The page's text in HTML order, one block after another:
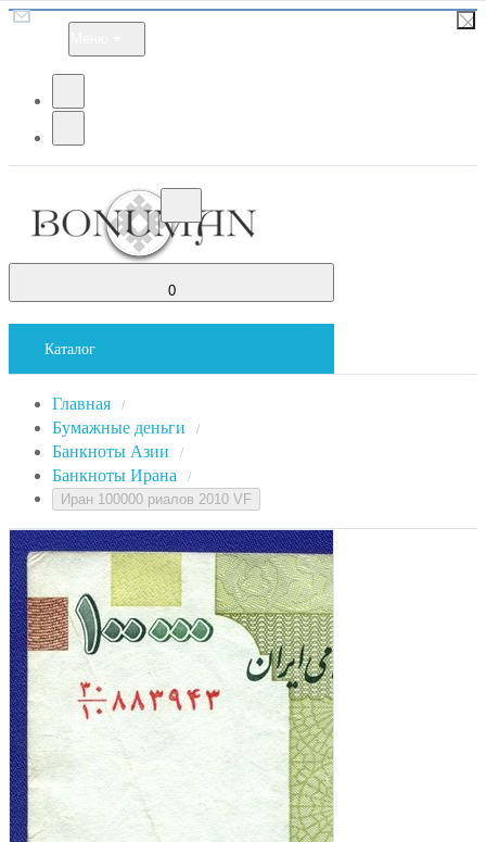
0
Каталог
Главная /
Бумажные деньги /
Банкноты Азии /
Банкноты Ирана /
Иран 100000 риалов 2010 VF